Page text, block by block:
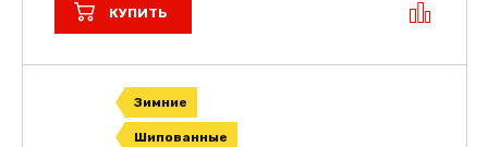
КУПИТЬ
Зимние
Шипованные